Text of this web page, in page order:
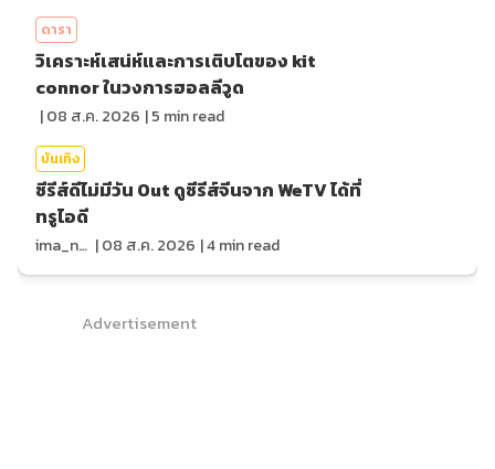
ดารา
วิเคราะห์เสน่ห์และการเติบโตของ kit
connor ในวงการฮอลลีวูด
|08 ส.ค. 2026 |5 min read
บันเทิง
ซีรีส์ดีไม่มีวัน Out ดูซีรีส์จีนจาก WeTV ได้ที่
ทรูไอดี
ima_nan |08 ส.ค. 2026 |4min read
Advertisement